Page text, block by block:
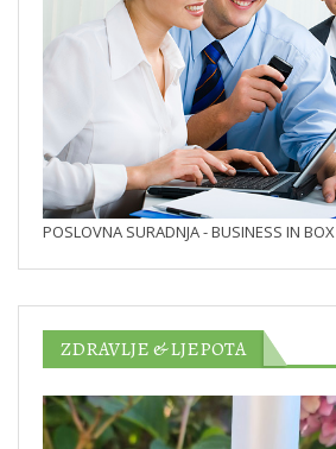
POSLOVNA SURADNJA - BUSINESS IN BOX
ZDRAVLJE & LJEPOTA